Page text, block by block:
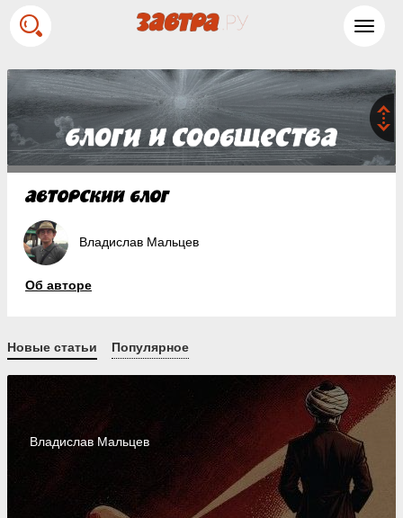
Владислав Мальцев
Об авторе
Новые статьи Популярное
Владислав Мальцев